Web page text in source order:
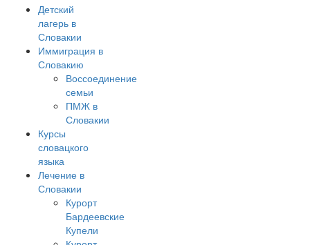
Детский
лагерь в
Словакии
Иммиграция в
Словакию
Воссоединение
семьи
ПМЖ в
Словакии
Курсы
словацкого
языка
Лечение в
Словакии
Курорт
Бардеевские
Купели